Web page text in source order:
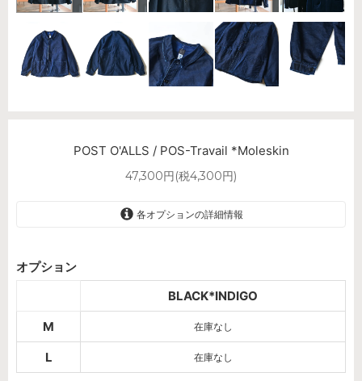
POST O'ALLS / POS-Travail *Moleskin
47,300円(税4,300円)
各オプションの詳細情報
BLACK*INDIGO
オプション
BLACK*INDIGO
M
在庫なし
L 在庫なし